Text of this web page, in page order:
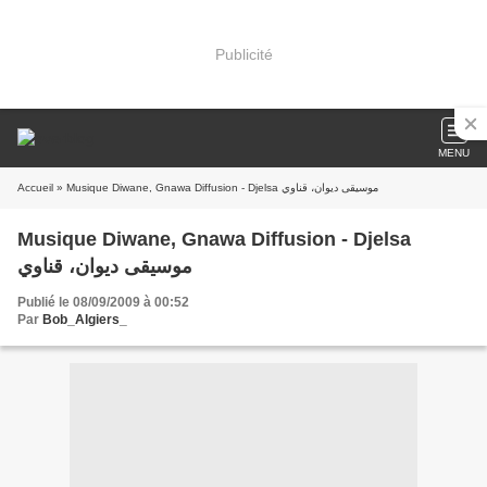
Publicité
MENU
Accueil » Musique Diwane, Gnawa Diffusion - Djelsa موسيقى ديوان، قناوي
Musique Diwane, Gnawa Diffusion - Djelsa
موسيقى ديوان، قناوي
Publié le 08/09/2009 à 00:52
Par Bob_Algiers_